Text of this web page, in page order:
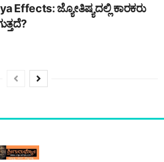
Effects: ಜ್ಯೋತಿಷ್ಯದಲ್ಲಿ ಕಾರಕರು